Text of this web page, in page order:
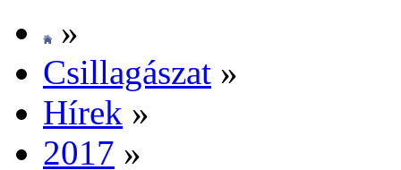
»
Csil­la­gá­szat »
Hí­rek »
2017 »